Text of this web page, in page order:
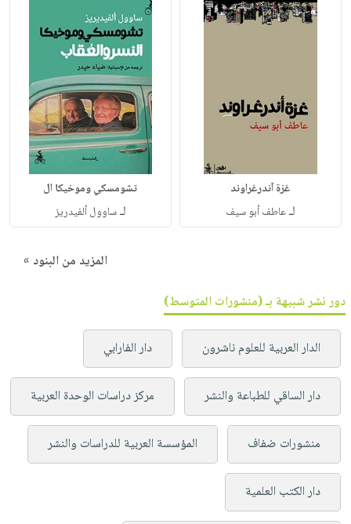
غزة آندرغراوند
لـعاطف أبو سيف
تشومسكي وموخيكا ال
لـساوول ألفيدريز
المزيد من البنود »
دور نشر شبيهة بـ (منشورات المتوسط)
الدار العربية للعلوم ناشرون دار الفارابي
دار الساقي للطباعة والنشر مركز دراسات الوحدة العربية
منشورات ضفاف المؤسسة العربية للدراسات والنشر
دار الكتب العلمية